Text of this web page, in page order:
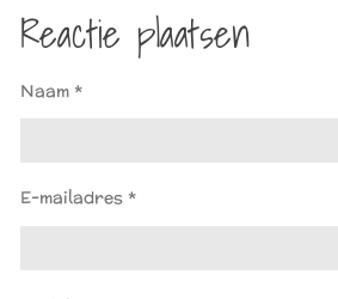
e
n
e
Reactie plaatsen
Naam *
E-mailadres *